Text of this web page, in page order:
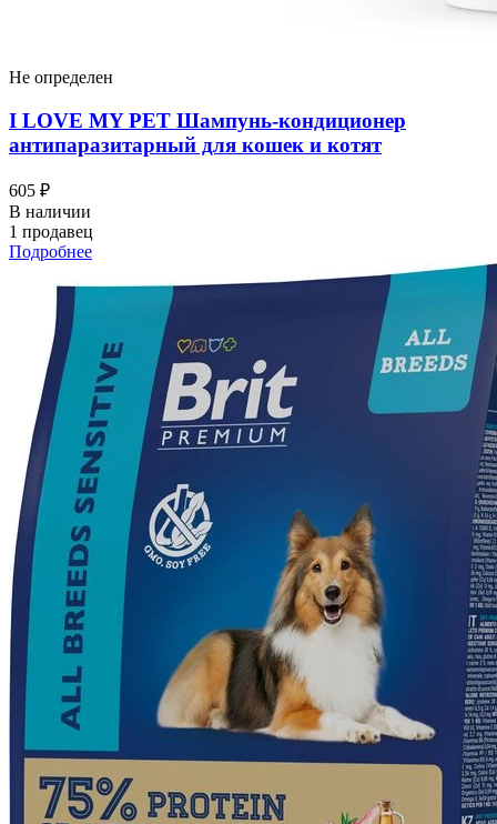
Не определен
I LOVЕ MY PET Шампунь-кондиционер
антипаразитарный для кошек и котят
605 ₽
В наличии
1 продавец
Подробнее